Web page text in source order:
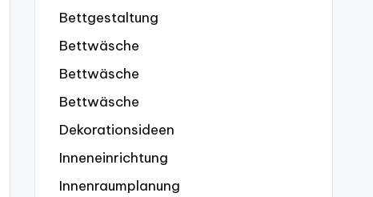
Bettgestaltung
Bettwäsche
Bettwäsche
Bettwäsche
Dekorationsideen
Inneneinrichtung
Innenraumplanung